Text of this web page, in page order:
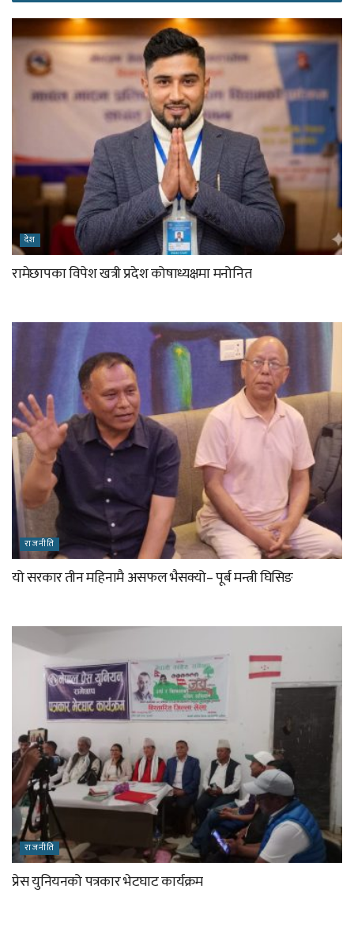
देश
रामेछापका विपेश खत्री प्रदेश कोषाध्यक्षमा मनोनित
राजनीति
यो सरकार तीन महिनामै असफल भैसक्यो– पूर्ब मन्त्री घिसिङ
राजनीति
प्रेस युनियनको पत्रकार भेटघाट कार्यक्रम